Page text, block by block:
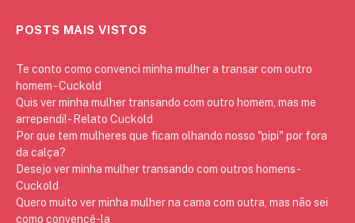
POSTS MAIS VISTOS
Te conto como convenci minha mulher a transar com outro
homem - Cuckold
Quis ver minha mulher transando com outro homem, mas me
arrependi! - Relato Cuckold
Por que tem mulheres que ficam olhando nosso "pipi" por fora
da calça?
Desejo ver minha mulher transando com outros homens -
Cuckold
Quero muito ver minha mulher na cama com outra, mas não sei
como convencê-la